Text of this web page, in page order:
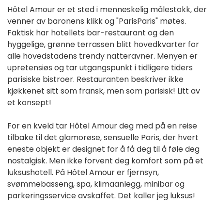
Hôtel Amour er et sted i menneskelig målestokk, der
venner av baronens klikk og "ParisParis" møtes.
Faktisk har hotellets bar-restaurant og den
hyggelige, grønne terrassen blitt hovedkvarter for
alle hovedstadens trendy natteravner. Menyen er
upretensiøs og tar utgangspunkt i tidligere tiders
parisiske bistroer. Restauranten beskriver ikke
kjøkkenet sitt som fransk, men som parisisk! Litt av
et konsept!
For en kveld tar Hôtel Amour deg med på en reise
tilbake til det glamorøse, sensuelle Paris, der hvert
eneste objekt er designet for å få deg til å føle deg
nostalgisk. Men ikke forvent deg komfort som på et
luksushotell. På Hôtel Amour er fjernsyn,
svømmebasseng, spa, klimaanlegg, minibar og
parkeringsservice avskaffet. Det kaller jeg luksus!